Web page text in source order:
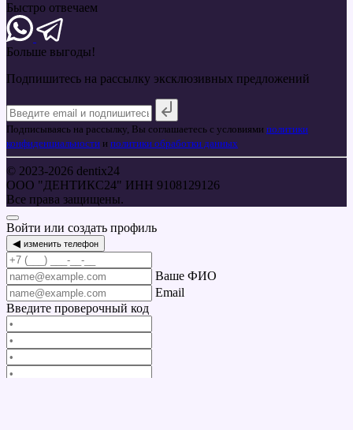
Быстро отвечаем
Больше выгоды!
Подпишитесь на рассылку эксклюзивных предложений
Подписываясь на рассылку, Вы соглашаетесь с условиями политики
конфиденциальности и политики обработки данных
© 2023-2026 dentix24
ООО "ДЕНТИКС24" ИНН 9108129126
Все права защищены.
Войти или создать профиль
◀ изменить телефон
Ваше ФИО
Email
Введите проверочный код